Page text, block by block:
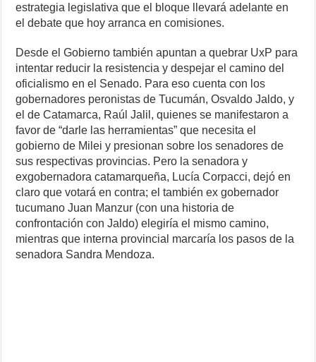
estrategia legislativa que el bloque llevará adelante en
el debate que hoy arranca en comisiones.
Desde el Gobierno también apuntan a quebrar UxP para
intentar reducir la resistencia y despejar el camino del
oficialismo en el Senado. Para eso cuenta con los
gobernadores peronistas de Tucumán, Osvaldo Jaldo, y
el de Catamarca, Raúl Jalil, quienes se manifestaron a
favor de “darle las herramientas” que necesita el
gobierno de Milei y presionan sobre los senadores de
sus respectivas provincias. Pero la senadora y
exgobernadora catamarqueña, Lucía Corpacci, dejó en
claro que votará en contra; el también ex gobernador
tucumano Juan Manzur (con una historia de
confrontación con Jaldo) elegiría el mismo camino,
mientras que interna provincial marcaría los pasos de la
senadora Sandra Mendoza.